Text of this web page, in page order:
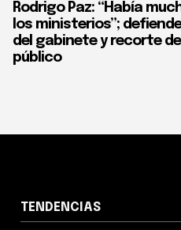
Rodrigo Paz: “Había
los ministerios”;
del gabinete y recorte
público
TENDENCIAS